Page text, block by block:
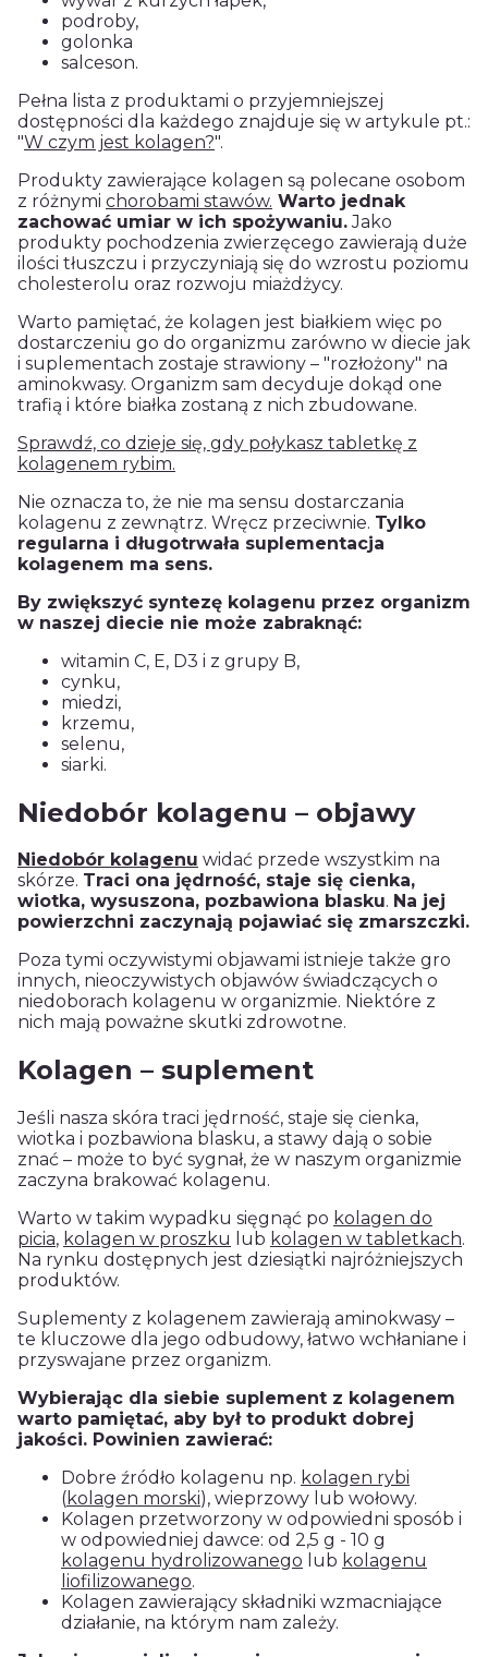
podroby,
golonka
salceson.
Pełna lista z produktami o przyjemniejszej
dostępności dla każdego znajduje się w artykule pt.:
"W czym jest kolagen?".
Produkty zawierające kolagen są polecane osobom
z różnymi chorobami stawów. Warto jednak
zachować umiar w ich spożywaniu.Jako
produkty pochodzenia zwierzęcego zawierają duże
ilości tłuszczu i przyczyniają się do wzrostu poziomu
cholesterolu oraz rozwoju miażdżycy.
Warto pamiętać, że kolagen jest białkiem więc po
dostarczeniu go do organizmu zarówno w diecie jak
i suplementach zostaje strawiony – "rozłożony" na
aminokwasy. Organizm sam decyduje dokąd one
trafią i które białka zostaną z nich zbudowane.
Sprawdź, co dzieje się, gdy połykasz tabletkę z
kolagenem rybim.
Nie oznacza to, że nie ma sensu dostarczania
kolagenu z zewnątrz. Wręcz przeciwnie. Tylko
regularna i długotrwała suplementacja
kolagenem ma sens.
By zwiększyć syntezę kolagenu przez organizm
w naszej diecie nie może zabraknąć:
witamin C, E, D3 i z grupy B,
cynku,
miedzi,
krzemu,
selenu,
siarki.
Niedobór kolagenu – objawy
Niedobór kolagenu widać przede wszystkim na
skórze. Traci ona jędrność, staje się cienka,
wiotka, wysuszona, pozbawiona blasku. Na jej
powierzchni zaczynają pojawiać się zmarszczki.
Poza tymi oczywistymi objawami istnieje także gro
innych, nieoczywistych objawów świadczących o
niedoborach kolagenu w organizmie. Niektóre z
nich mają poważne skutki zdrowotne.
Kolagen – suplement
Jeśli nasza skóra traci jędrność, staje się cienka,
wiotka i pozbawiona blasku, a stawy dają o sobie
znać – może to być sygnał, że w naszym organizmie
zaczyna brakować kolagenu.
Warto w takim wypadku sięgnąć po kolagen do
picia, kolagen w proszku lub kolagen w tabletkach.
Na rynku dostępnych jest dziesiątki najróżniejszych
produktów.
Suplementy z kolagenem zawierają aminokwasy –
te kluczowe dla jego odbudowy, łatwo wchłaniane i
przyswajane przez organizm.
Wybierając dla siebie suplement z kolagenem
warto pamiętać, aby był to produkt dobrej
jakości. Powinien zawierać:
Dobre źródło kolagenu np. kolagen rybi
(kolagen morski), wieprzowy lub wołowy.
Kolagen przetworzony w odpowiedni sposób i
w odpowiedniej dawce: od 2,5 g - 10 g
kolagenu hydrolizowanego lub kolagenu
liofilizowanego.
Kolagen zawierający składniki wzmacniające
działanie, na którym nam zależy.